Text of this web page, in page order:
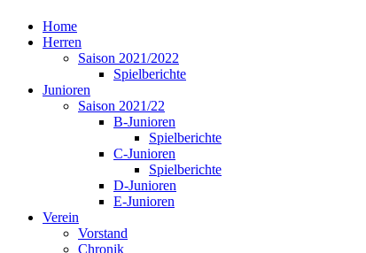
Home
Herren
Saison 2021/2022
Spielberichte
Junioren
Saison 2021/22
B-Junioren
Spielberichte
C-Junioren
Spielberichte
D-Junioren
E-Junioren
Verein
Vorstand
Chronik